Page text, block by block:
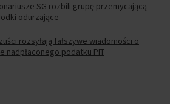
SG rozbili grupę przemycającą
odurzające
rozsyłają fałszywe wiadomości o
nadpłaconego podatku PIT